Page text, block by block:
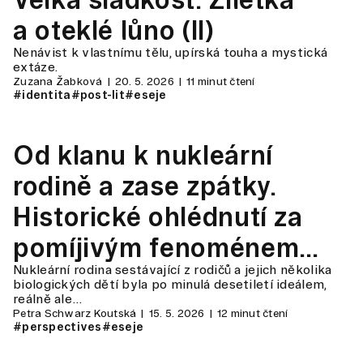
a oteklé lůno (II)
Nenávist k vlastnímu tělu, upírská touha a mystická
extáze.
Zuzana Žabková 20. 5. 2026 11 minut čtení
#identita#post-lit#eseje
Od klanu k nukleární
rodině a zase zpátky.
Historické ohlédnutí za
pomíjivým fenoménem
tradiční rodiny
Nukleární rodina sestávající z rodičů a jejich několika
biologických dětí byla po minulá desetiletí ideálem,
reálně ale…
Petra Schwarz Koutská 15. 5. 2026 12 minut čtení
#perspectives#eseje